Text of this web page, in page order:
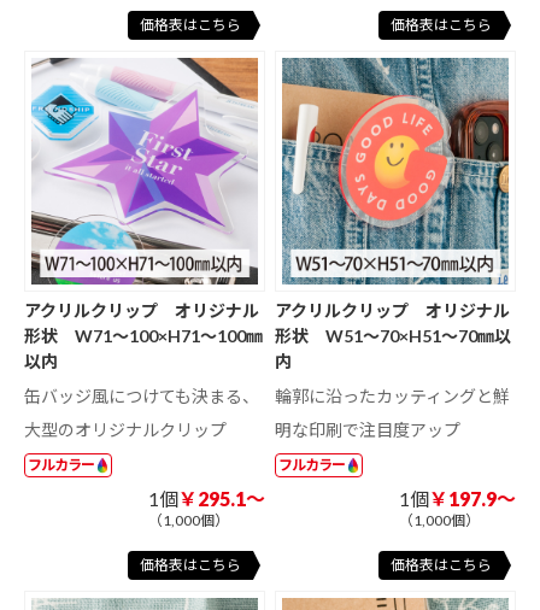
価格表はこちら 価格表はこちら
アクリルクリップ オリジナル
形状 W71～100×H71～100㎜
以内
缶バッジ風につけても決まる、
大型のオリジナルクリップ
フルカラー
1個￥295.1～
（1,000個）
価格表はこちら
アクリルクリップ オリジナル
形状 W51～70×H51～70㎜以
内
輪郭に沿ったカッティングと鮮
明な印刷で注目度アップ
フルカラー
1個￥197.9～
（1,000個）
価格表はこちら